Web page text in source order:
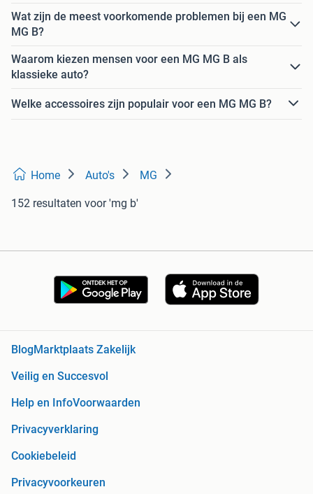
Wat zijn de meest voorkomende problemen bij een MG
MG B?
Waarom kiezen mensen voor een MG MG B als
klassieke auto?
Welke accessoires zijn populair voor een MG MG B?
Home Auto's MG
152 resultaten voor 'mg b'
Blog Marktplaats Zakelijk
Veilig en Succesvol
Help en InfoVoorwaarden
Privacyverklaring
Cookiebeleid
Privacyvoorkeuren